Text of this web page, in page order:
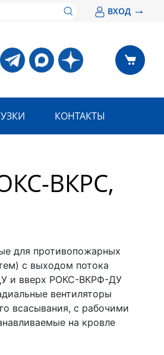
ВХОД →
КОНТАКТЫ
ВКРС,
для противопожарных
с выходом потока
и вверх РОКС-ВКРФ-ДУ
вентиляторы
всасывания, с рабочими
на кровле